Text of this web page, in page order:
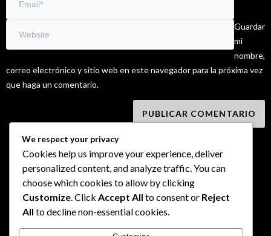
Guardar
mi
nombre,
correo electrónico y sitio web en este navegador para la próxima vez
que haga un comentario.
We respect your privacy
Cookies help us improve your experience, deliver
personalized content, and analyze traffic. You can
choose which cookies to allow by clicking
Customize . Click Accept All to consent or Reject
All to decline non-essential cookies.